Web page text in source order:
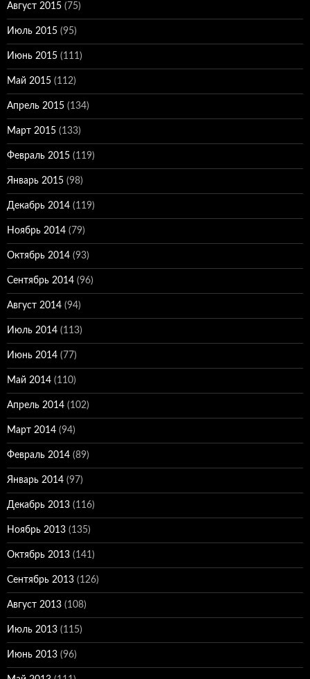
Август 2015 (75)
Июль 2015 (95)
Июнь 2015 (111)
Май 2015 (112)
Апрель 2015 (134)
Март 2015 (133)
Февраль 2015 (119)
Январь 2015 (98)
Декабрь 2014 (119)
Ноябрь 2014 (79)
Октябрь 2014 (93)
Сентябрь 2014 (96)
Август 2014 (94)
Июль 2014 (113)
Июнь 2014 (77)
Май 2014 (110)
Апрель 2014 (102)
Март 2014 (94)
Февраль 2014 (89)
Январь 2014 (97)
Декабрь 2013 (116)
Ноябрь 2013 (135)
Октябрь 2013 (141)
Сентябрь 2013 (126)
Август 2013 (108)
Июль 2013 (115)
Июнь 2013 (96)